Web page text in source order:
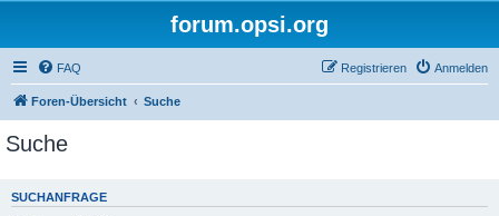
forum.opsi.org
FAQ Anmelden
Registrieren
Foren-Übersicht Suche
Suche
SUCHANFRAGE